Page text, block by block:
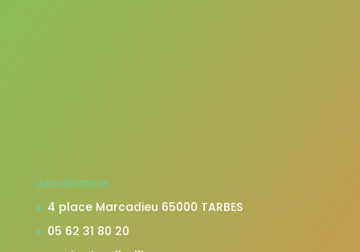
Alballiance
4 place Marcadieu 65000 TARBES
05 62 31 80 20